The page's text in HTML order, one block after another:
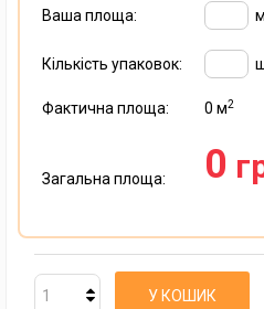
Ваша площа: м
Кількість упаковок:
Фактична площа: 0 м2
Загальна площа: 0
У КОШИК